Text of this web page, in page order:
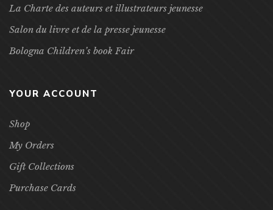
La Charte des auteurs et illustrateurs jeunesse
Salon du livre et de la presse jeunesse
Bologna Children’s book Fair
YOUR ACCOUNT
Shop
My Orders
Gift Collections
Purchase Cards